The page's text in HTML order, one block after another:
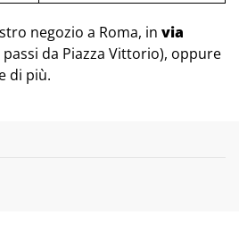
negozio a Roma, in via
da Piazza Vittorio), oppure
di più.